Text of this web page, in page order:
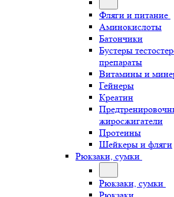
Фляги и питание
Аминокислоты
Батончики
Бустеры
препараты
Витамины и
Гейнеры
Креатин
жиросжигатели
Протеины
Шейкеры и фляги
Рюкзаки, сумки
Рюкзаки, сумки